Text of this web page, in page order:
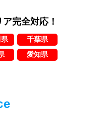
ア完全対応！
千葉県
愛知県